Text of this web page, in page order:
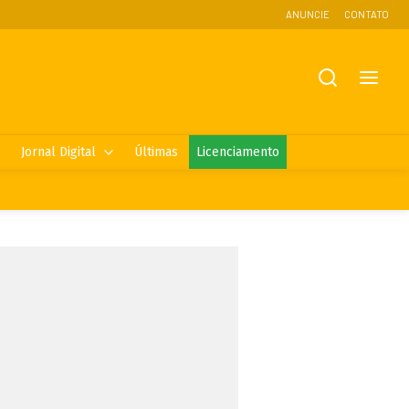
ANUNCIE CONTATO
Jornal Digital Últimas Licenciamento